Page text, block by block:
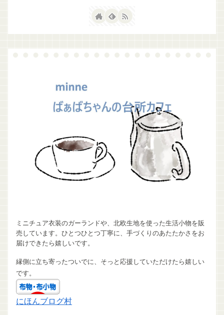
ミニチュア衣装のガーランドや、北欧生地を使った生活小物を販
売しています。ひとつひとつ丁寧に、手づくりのあたたかさをお
届けできたら嬉しいです。
縁側に立ち寄ったついでに、そっと応援していただけたら嬉しい
です。
にほんブログ村